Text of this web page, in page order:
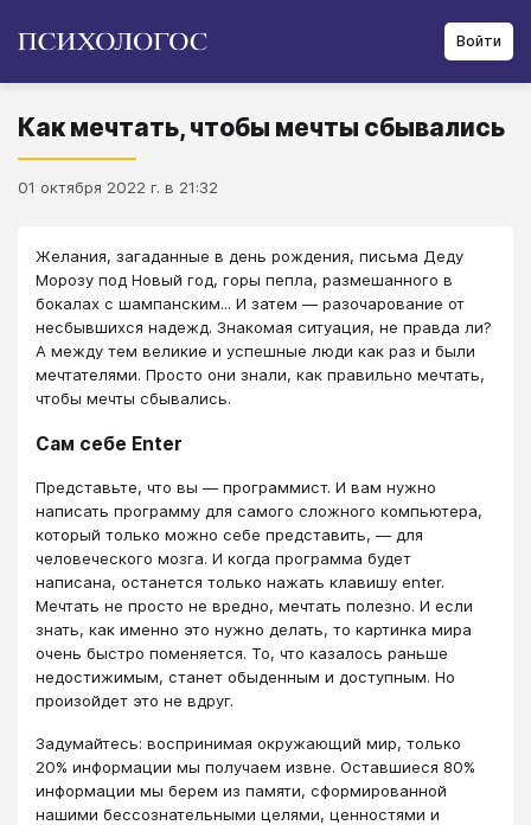
Войти
Как мечтать, чтобы мечты сбывались
01 октября 2022 г. в 21:32
Желания, загаданные в день рождения, письма Деду
Морозу под Новый год, горы пепла, размешанного в
бокалах с шампанским... И затем — разочарование от
несбывшихся надежд. Знакомая ситуация, не правда ли?
А между тем великие и успешные люди как раз и были
мечтателями. Просто они знали, как правильно мечтать,
чтобы мечты сбывались.
Сам себе Enter
Представьте, что вы — программист. И вам нужно
написать программу для самого сложного компьютера,
который только можно себе представить, — для
человеческого мозга. И когда программа будет
написана, останется только нажать клавишу enter.
Мечтать не просто не вредно, мечтать полезно. И если
знать, как именно это нужно делать, то картинка мира
очень быстро поменяется. То, что казалось раньше
недостижимым, станет обыденным и доступным. Но
произойдет это не вдруг.
Задумайтесь: воспринимая окружающий мир, только
20% информации мы получаем извне. Оставшиеся 80%
информации мы берем из памяти, сформированной
нашими бессознательными целями, ценностями и